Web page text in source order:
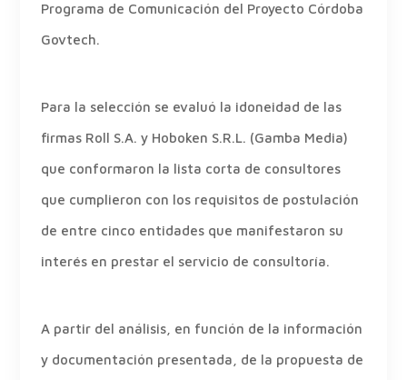
Programa de Comunicación del Proyecto Córdoba
Govtech.
Para la selección se evaluó la idoneidad de las
firmas Roll S.A. y Hoboken S.R.L. (Gamba Media)
que conformaron la lista corta de consultores
que cumplieron con los requisitos de postulación
de entre cinco entidades que manifestaron su
interés en prestar el servicio de consultoría.
A partir del análisis, en función de la información
y documentación presentada, de la propuesta de